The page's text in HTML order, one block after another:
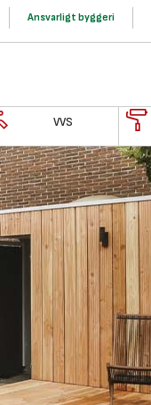
Ansvarligt byggeri
VVS